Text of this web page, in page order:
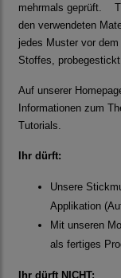
mehrmals geprüft.
den verwendeten
jedes Muster vor
Stoffes,
Auf unserer
Informationen zum
Tutorials.
Ihr dürft:
Unsere
Applikation
Mit unseren
als fertiges
Ihr dürft NICHT: